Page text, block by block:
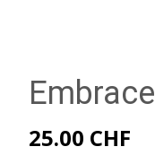
Embrace
25.00 CHF